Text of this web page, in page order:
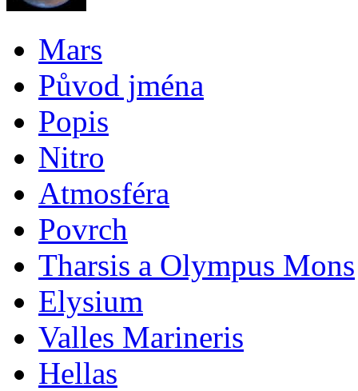
Mars
Původ jména
Popis
Nitro
Atmosféra
Povrch
Tharsis a Olympus Mons
Elysium
Valles Marineris
Hellas